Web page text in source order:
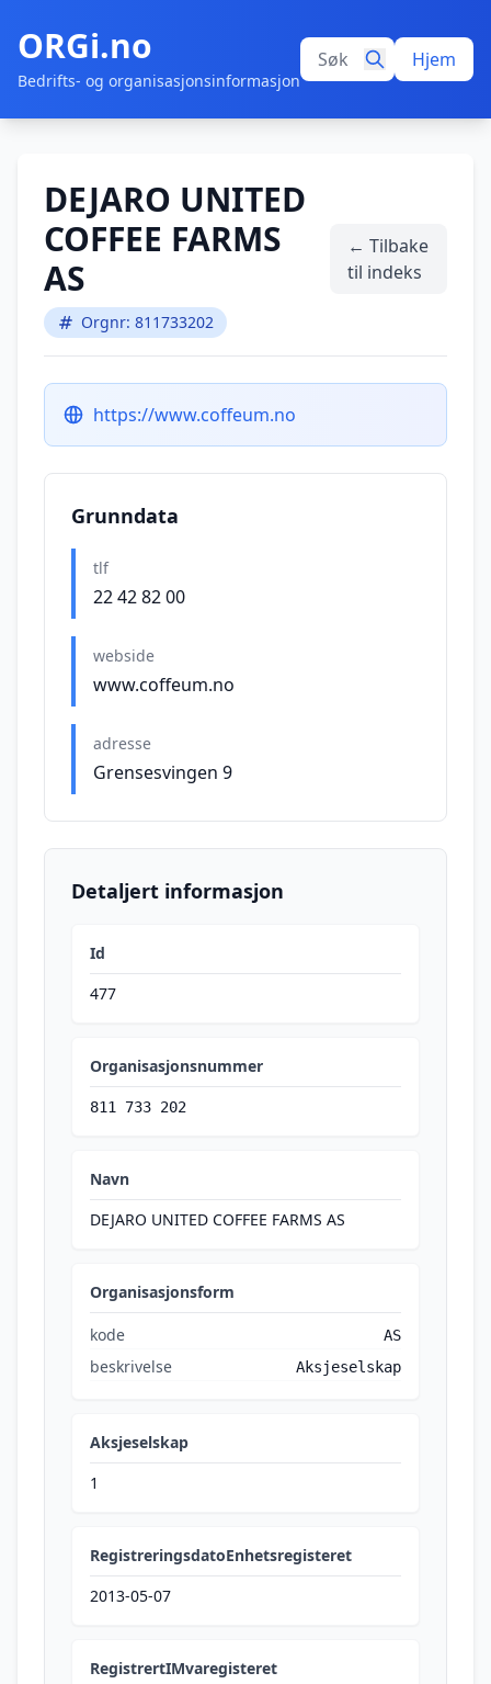
ORGi.no
Bedrifts- og organisasjonsinformasjon
Hjem
DEJARO UNITED
COFFEE FARMS
AS
Orgnr: 811733202
← Tilbake
til indeks
https://www.coffeum.no
Grunndata
tlf
22 42 82 00
webside
www.coffeum.no
adresse
Grensesvingen 9
Detaljert informasjon
Id
477
Organisasjonsnummer
811 733 202
Navn
DEJARO UNITED COFFEE FARMS AS
Organisasjonsform
kode AS
beskrivelse Aksjeselskap
Aksjeselskap
1
RegistreringsdatoEnhetsregisteret
2013-05-07
RegistrertIMvaregisteret